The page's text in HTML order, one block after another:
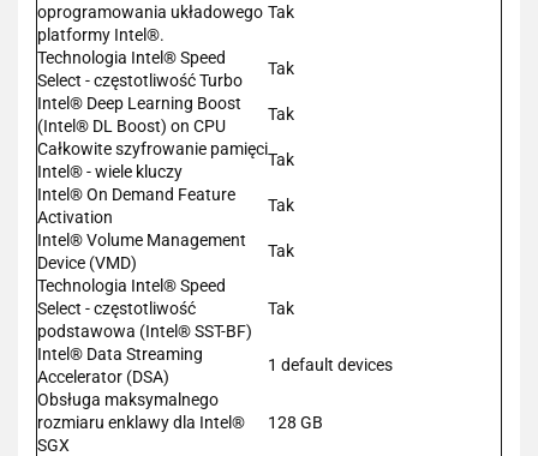
oprogramowania układowego
platformy Intel®.
Tak
Technologia Intel® Speed
Select - częstotliwość Turbo
Tak
Intel® Deep Learning Boost
(Intel® DL Boost) on CPU
Tak
Całkowite szyfrowanie pamięci
Intel® - wiele kluczy
Tak
Intel® On Demand Feature
Activation
Tak
Intel® Volume Management
Device (VMD)
Tak
Technologia Intel® Speed
Select - częstotliwość
podstawowa (Intel® SST-BF)
Tak
Intel® Data Streaming
Accelerator (DSA)
1 default devices
Obsługa maksymalnego
rozmiaru enklawy dla Intel®
SGX
128 GB